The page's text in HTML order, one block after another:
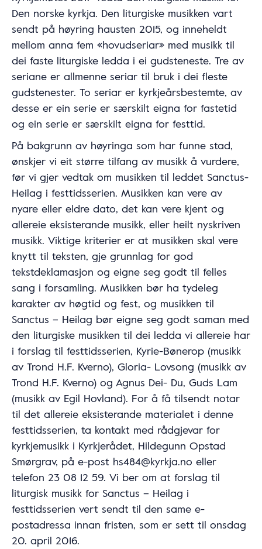
Den norske kyrkja. Den liturgiske musikken vart
sendt på høyring hausten 2015, og inneheldt
mellom anna fem «hovudseriar» med musikk til
dei faste liturgiske ledda i ei gudsteneste. Tre av
seriane er allmenne seriar til bruk i dei fleste
gudstenester. To seriar er kyrkjeårsbestemte, av
desse er ein serie er særskilt eigna for fastetid
og ein serie er særskilt eigna for festtid.
På bakgrunn av høyringa som har funne stad,
ønskjer vi eit større tilfang av musikk å vurdere,
før vi gjer vedtak om musikken til leddet Sanctus-
Heilag i festtidsserien. Musikken kan vere av
nyare eller eldre dato, det kan vere kjent og
allereie eksisterande musikk, eller heilt nyskriven
musikk. Viktige kriterier er at musikken skal vere
knytt til teksten, gje grunnlag for god
tekstdeklamasjon og eigne seg godt til felles
sang i forsamling. Musikken bør ha tydeleg
karakter av høgtid og fest, og musikken til
Sanctus – Heilag bør eigne seg godt saman med
den liturgiske musikken til dei ledda vi allereie har
i forslag til festtidsserien, Kyrie-Bønerop (musikk
av Trond H.F. Kverno), Gloria- Lovsong (musikk av
Trond H.F. Kverno) og Agnus Dei- Du, Guds Lam
(musikk av Egil Hovland). For å få tilsendt notar
til det allereie eksisterande materialet i denne
festtidsserien, ta kontakt med rådgjevar for
kyrkjemusikk i Kyrkjerådet, Hildegunn Opstad
Smørgrav, på e-post hs484@kyrkja.no eller
telefon 23 08 12 59. Vi ber om at forslag til
liturgisk musikk for Sanctus – Heilag i
festtidsserien vert sendt til den same e-
postadressa innan fristen, som er sett til onsdag
20. april 2016.